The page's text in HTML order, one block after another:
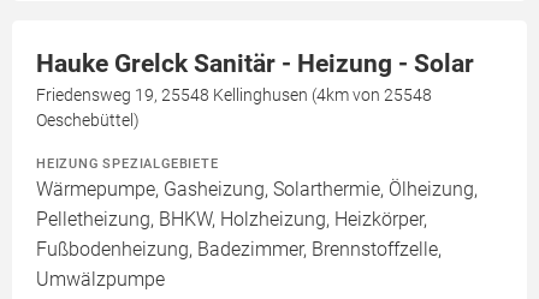
Hauke Grelck Sanitär - Heizung - Solar
Friedensweg 19, 25548 Kellinghusen (4km von 25548
Oeschebüttel)
HEIZUNG SPEZIALGEBIETE
Wärmepumpe, Gasheizung, Solarthermie, Ölheizung,
Pelletheizung, BHKW, Holzheizung, Heizkörper,
Fußbodenheizung, Badezimmer, Brennstoffzelle,
Umwälzpumpe